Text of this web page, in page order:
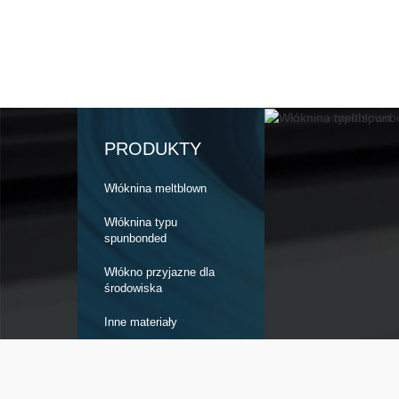
PRODUKTY
Włóknina meltblown
Włóknina typu
spunbonded
Włókno przyjazne dla
środowiska
Inne materiały